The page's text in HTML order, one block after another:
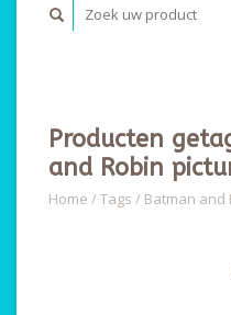
Producten
and Robin
Home /Tags / Batman and